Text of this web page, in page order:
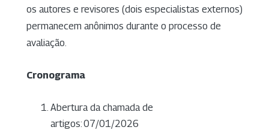
os autores e revisores (dois especialistas externos)
permanecem anônimos durante o processo de
avaliação.
Cronograma
Abertura da chamada de
artigos: 07/01/2026